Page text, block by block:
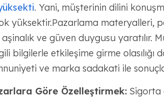
. Yani, müşterinin dilini
yüksektir.Pazarlama materyalleri,
ve güven duygusu yaratılır.
bilgilerle etkileşime girme olasılığı
ve marka sadakati ile
Göre Özelleştirmek:Sigorta